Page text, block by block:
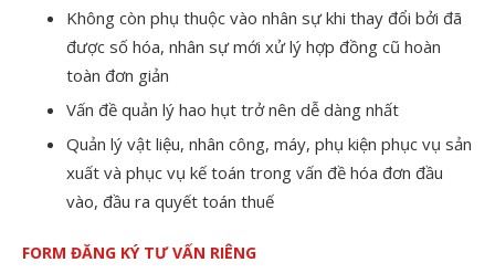
Không còn phụ thuộc vào nhân sự khi thay đổi bởi đã
được số hóa, nhân sự mới xử lý hợp đồng cũ hoàn
toàn đơn giản
Vấn đề quản lý hao hụt trở nên dễ dàng nhất
Quản lý vật liệu, nhân công, máy, phụ kiện phục vụ sản
xuất và phục vụ kế toán trong vấn đề hóa đơn đầu
vào, đầu ra quyết toán thuế
FORM ĐĂNG KÝ TƯ VẤN RIÊNG